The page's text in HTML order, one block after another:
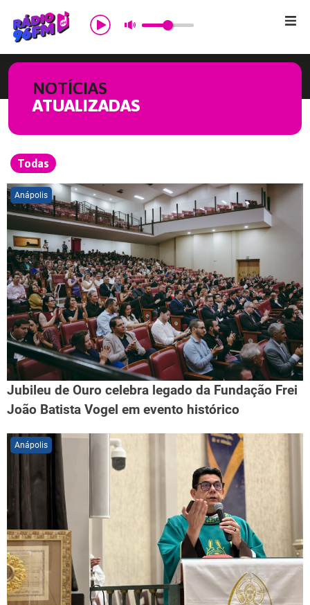
Início
Notícias
Comercial
Contato
NOTÍCIAS
ATUALIZADAS
Todas
Anápolis
Jubileu de Ouro celebra legado da Fundação Frei
João Batista Vogel em evento histórico
Anápolis